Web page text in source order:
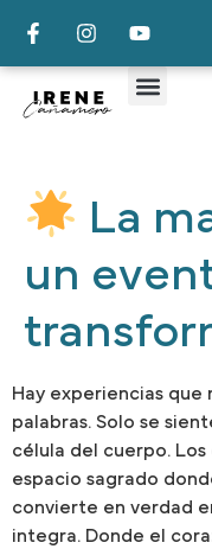
La
un
Hay experiencias que
palabras. Solo se
célula del cuerpo. Los
espacio sagrado
convierte en verdad
integra. Donde el